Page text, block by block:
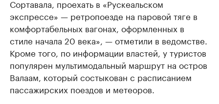
Сортавала, проехать в «Рускеальском
экспрессе» — ретропоезде на паровой тяге в
комфортабельных вагонах, оформленных в
стиле начала 20 века», — отметили в ведомстве.
Кроме того, по информации властей, у туристов
популярен мультимодальный маршрут на остров
Валаам, который состыкован с расписанием
пассажирских поездов и метеоров.